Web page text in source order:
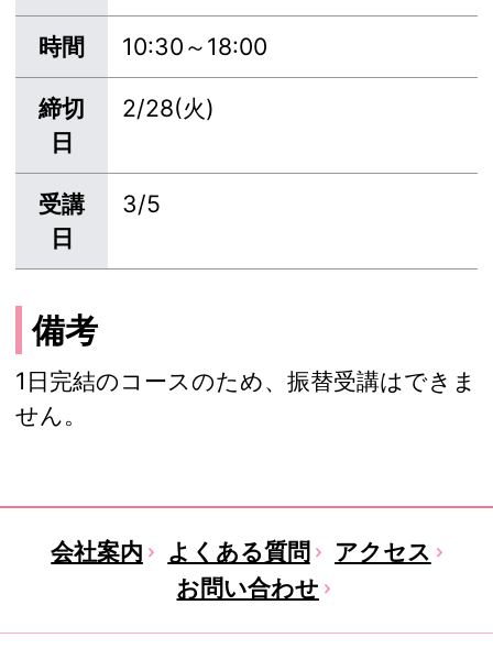
時間 10:30～18:00
締切
日
2/28(火)
受講
日
3/5
備考
1日完結のコースのため、振替受講はできま
せん。
会社案内 よくある質問
アクセス
お問い合わせ